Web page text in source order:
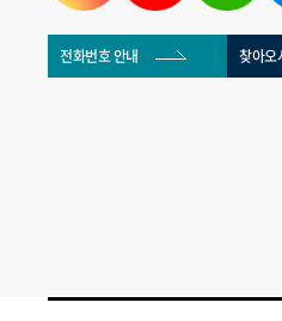
전화번호 안내 찾아오